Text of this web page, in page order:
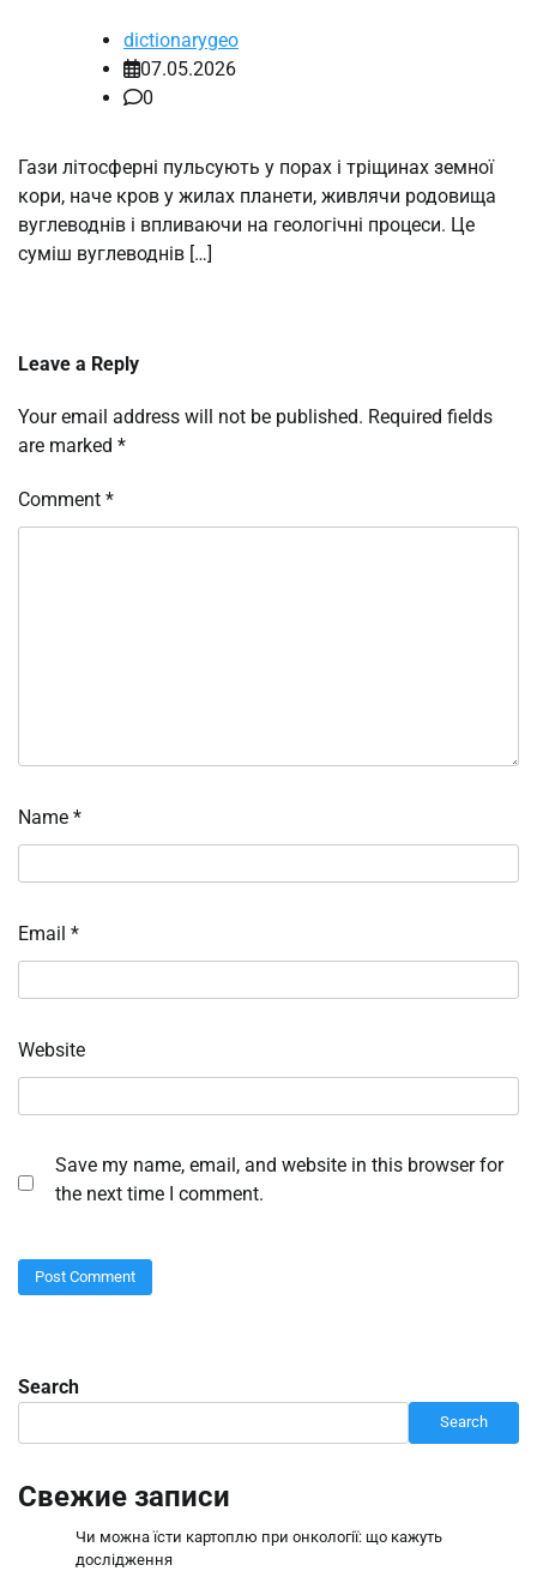
dictionarygeo
07.05.2026
0
Гази літосферні пульсують у порах і тріщинах земної
кори, наче кров у жилах планети, живлячи родовища
вуглеводнів і впливаючи на геологічні процеси. Це
суміш вуглеводнів […]
Leave a Reply
Your email address will not be published. Required fields
are marked *
Comment *
Name *
Email *
Website
Save my name, email, and website in this browser for
the next time I comment.
Search
Search
Свежие записи
Чи можна їсти картоплю при онкології: що кажуть
дослідження